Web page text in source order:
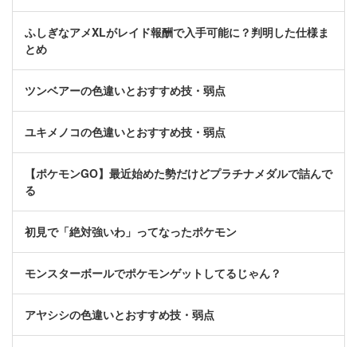
ふしぎなアメXLがレイド報酬で入手可能に？判明した仕様ま
とめ
ツンベアーの色違いとおすすめ技・弱点
ユキメノコの色違いとおすすめ技・弱点
【ポケモンGO】最近始めた勢だけどプラチナメダルで詰んで
る
初見で「絶対強いわ」ってなったポケモン
モンスターボールでポケモンゲットしてるじゃん？
アヤシシの色違いとおすすめ技・弱点